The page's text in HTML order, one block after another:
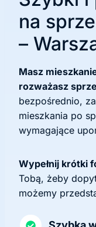
na
–
Masz
rozważasz
bezpośrednio,
mieszkania po
wymagające
Wypełnij krótki
Tobą, żeby
możemy